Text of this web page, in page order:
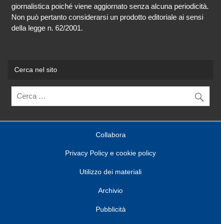
giornalistica poiché viene aggiornato senza alcuna periodicità.
Non può pertanto considerarsi un prodotto editoriale ai sensi
della legge n. 62/2001.
Cerca nel sito
Collabora
Privacy Policy e cookie policy
Utilizzo dei materiali
Archivio
Pubblicità